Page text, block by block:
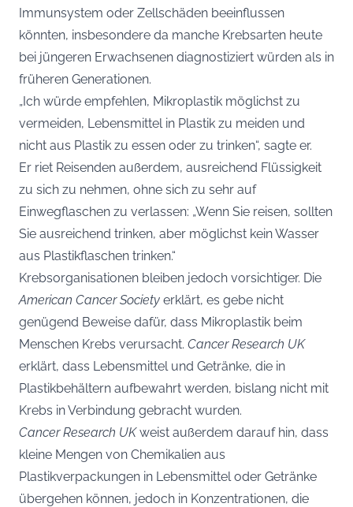
Immunsystem oder Zellschäden beeinflussen
könnten, insbesondere da manche Krebsarten heute
bei jüngeren Erwachsenen diagnostiziert würden als in
früheren Generationen.
„Ich würde empfehlen, Mikroplastik möglichst zu
vermeiden, Lebensmittel in Plastik zu meiden und
nicht aus Plastik zu essen oder zu trinken“, sagte er.
Er riet Reisenden außerdem, ausreichend Flüssigkeit
zu sich zu nehmen, ohne sich zu sehr auf
Einwegflaschen zu verlassen: „Wenn Sie reisen, sollten
Sie ausreichend trinken, aber möglichst kein Wasser
aus Plastikflaschen trinken.“
Krebsorganisationen bleiben jedoch vorsichtiger. Die
American Cancer Society erklärt, es gebe nicht
genügend Beweise dafür, dass Mikroplastik beim
Menschen Krebs verursacht. Cancer Research UK
erklärt, dass Lebensmittel und Getränke, die in
Plastikbehältern aufbewahrt werden, bislang nicht mit
Krebs in Verbindung gebracht wurden.
Cancer Research UKweist außerdem darauf hin, dass
kleine Mengen von Chemikalien aus
Plastikverpackungen in Lebensmittel oder Getränke
übergehen können, jedoch in Konzentrationen, die